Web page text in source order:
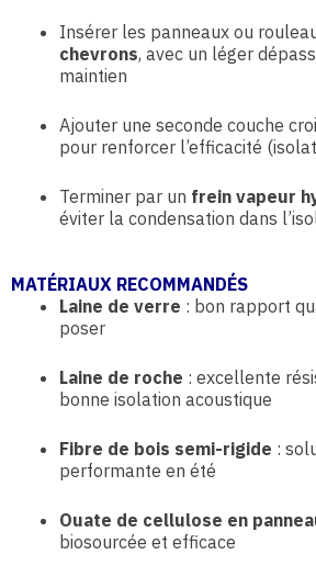
Insérer les panneaux ou
chevrons, avec un léger
maintien
Ajouter une seconde couche
pour renforcer l’efficacité
Terminer par un frein vapeur
éviter la condensation dans
MATÉRIAUX RECOMMANDÉS
Laine de verre : bon rapport
poser
Laine de roche : excellente
bonne isolation acoustique
Fibre de bois semi-rigide :
performante en été
Ouate de cellulose en
biosourcée et efficace